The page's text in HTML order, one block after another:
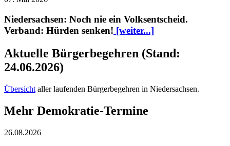
Niedersachsen: Noch nie ein Volksentscheid.
Verband: Hürden senken! [weiter...]
Aktuelle Bürgerbegehren (Stand:
24.06.2026)
Übersicht aller laufenden Bürgerbegehren in Niedersachsen.
Mehr Demokratie-Termine
26.08.2026